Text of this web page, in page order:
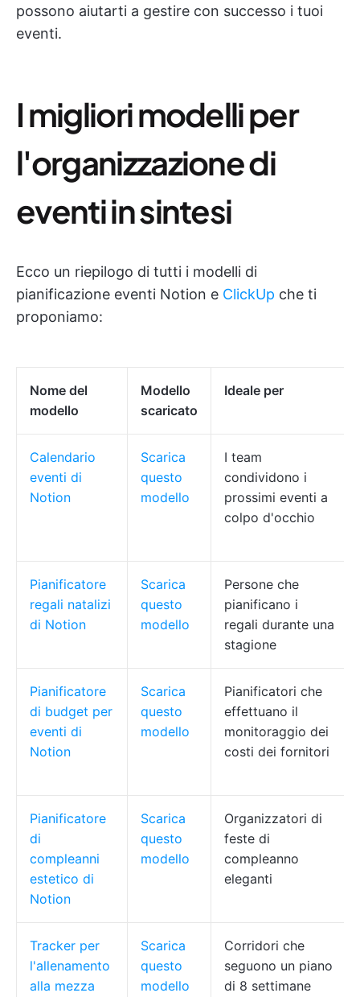
possono aiutarti a gestire con successo i tuoi
eventi.
I migliori modelli per
l'organizzazione di
eventi in sintesi
Ecco un riepilogo di tutti i modelli di
pianificazione eventi Notion e ClickUp che ti
proponiamo:
Nome del
modello
Modello
scaricato
Ideale per
Calendario
eventi di
Notion
Scarica
questo
modello
I team
condividono i
prossimi eventi a
colpo d'occhio
Pianificatore
regali natalizi
di Notion
Scarica
questo
modello
Persone che
pianificano i
regali durante una
stagione
Pianificatore
di budget per
eventi di
Notion
Scarica
questo
modello
Pianificatori che
effettuano il
monitoraggio dei
costi dei fornitori
Pianificatore
di
compleanni
estetico di
Notion
Scarica
questo
modello
Organizzatori di
feste di
compleanno
eleganti
Tracker per
l'allenamento
alla mezza
Scarica
questo
modello
Corridori che
seguono un piano
di 8 settimane